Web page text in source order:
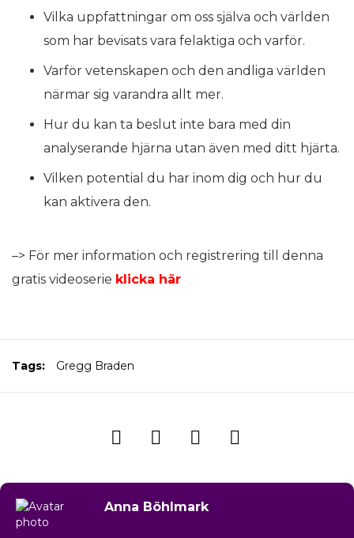
Vilka uppfattningar om oss själva och världen
som har bevisats vara felaktiga och varför.
Varför vetenskapen och den andliga världen
närmar sig varandra allt mer.
Hur du kan ta beslut inte bara med din
analyserande hjärna utan även med ditt hjärta.
Vilken potential du har inom dig och hur du
kan aktivera den.
–> För mer information och registrering till denna
gratis videoserie klicka här
Tags: Gregg Braden
Anna Böhlmark